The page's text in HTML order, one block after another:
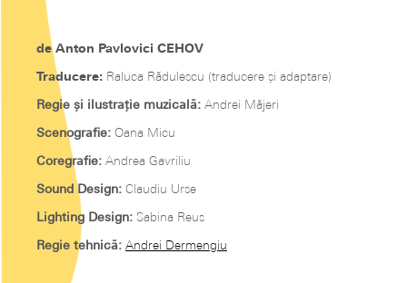
de Anton Pavlovici CEHOV
Traducere: Raluca Rădulescu (traducere și adaptare)
Regie și ilustrație muzicală: Andrei Măjeri
Scenografie: Oana Micu
Coregrafie: Andrea Gavriliu
Sound Design: Claudiu Urse
Lighting Design: Sabina Reus
Regie tehnică: Andrei Dermengiu